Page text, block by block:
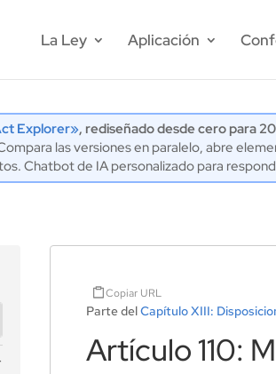
La Ley Aplicación
Explorer», rediseñado desde cero para
las versiones en paralelo, abre
Chatbot de IA personalizado para
Copiar URL
Parte delCapítulo XIII:
Artículo 110: